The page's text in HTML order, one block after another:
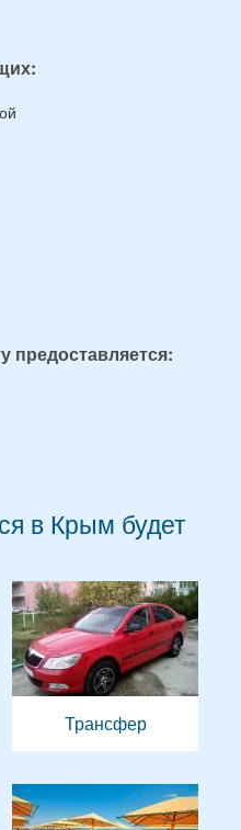
предоставляется:
в Крым будет
Трансфер